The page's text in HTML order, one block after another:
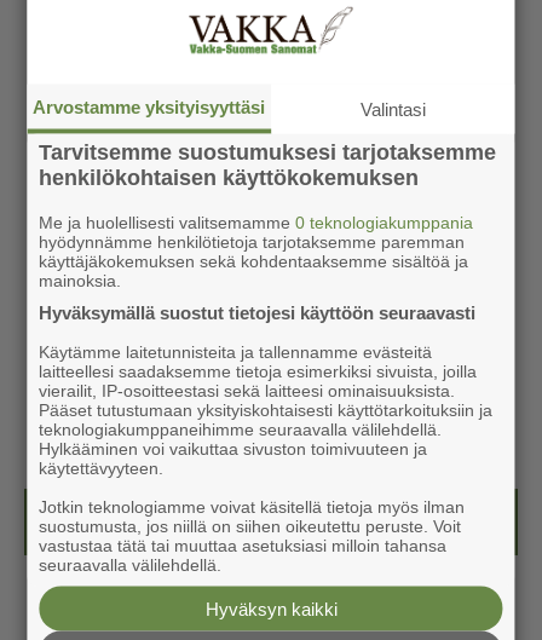
Näköislehdet
Arvostamme yksityisyyttäsi Valintasi
Tarvitsemme suostumuksesi tarjotaksemme
henkilökohtaisen käyttökokemuksen
Me ja huolellisesti valitsemamme0 teknologiakumppania
hyödynnämme henkilötietoja tarjotaksemme paremman
käyttäjäkokemuksen sekä kohdentaaksemme sisältöä ja
mainoksia.
Hyväksymällä suostut tietojesi käyttöön seuraavasti
Käytämme laitetunnisteita ja tallennamme evästeitä
laitteellesi saadaksemme tietoja esimerkiksi sivuista, joilla
vierailit, IP-osoitteestasi sekä laitteesi ominaisuuksista.
Pääset tutustumaan yksityiskohtaisesti käyttötarkoituksiin ja
teknologiakumppaneihimme seuraavalla välilehdellä.
Hylkääminen voi vaikuttaa sivuston toimivuuteen ja
käytettävyyteen.
Jotkin teknologiamme voivat käsitellä tietoja myös ilman
suostumusta, jos niillä on siihen oikeutettu peruste. Voit
vastustaa tätä tai muuttaa asetuksiasi milloin tahansa
seuraavalla välilehdellä.
Hyväksyn kaikki